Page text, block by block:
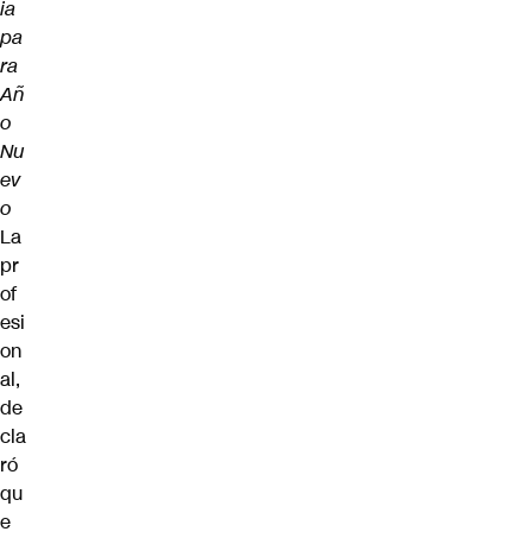
ia
pa
ra
Añ
o
Nu
ev
o
La
pr
of
esi
on
al,
de
cla
ró
qu
e